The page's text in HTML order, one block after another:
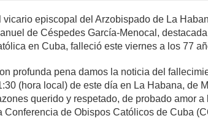
vicario episcopal del Arzobispado de La
de Céspedes García-Menocal,
en Cuba, falleció este viernes a los 77
profunda pena damos la noticia del
(hora local) de este día en La Habana, de
querido y respetado, de probado amor a
Conferencia de Obispos Católicos de Cuba